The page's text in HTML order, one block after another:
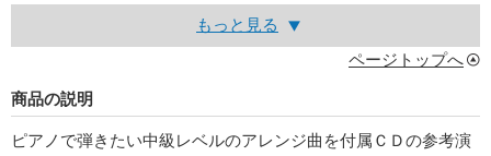
もっと見る
ページトップへ
商品の説明
ピアノで弾きたい中級レベルのアレンジ曲を付属ＣＤの参考演